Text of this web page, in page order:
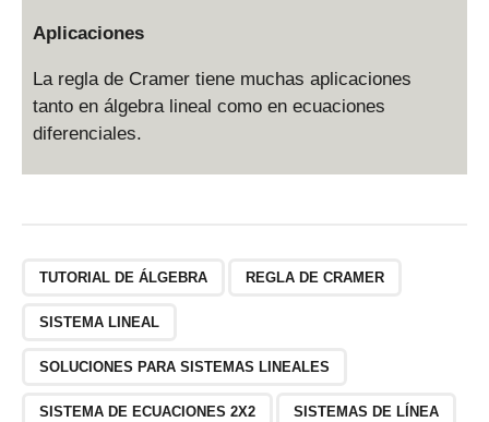
Aplicaciones
La regla de Cramer tiene muchas aplicaciones
tanto en álgebra lineal como en ecuaciones
diferenciales.
TUTORIAL DE ÁLGEBRA REGLA DE CRAMER
SISTEMA LINEAL
SOLUCIONES PARA SISTEMAS LINEALES
SISTEMA DE ECUACIONES 2X2 SISTEMAS DE LÍNEA